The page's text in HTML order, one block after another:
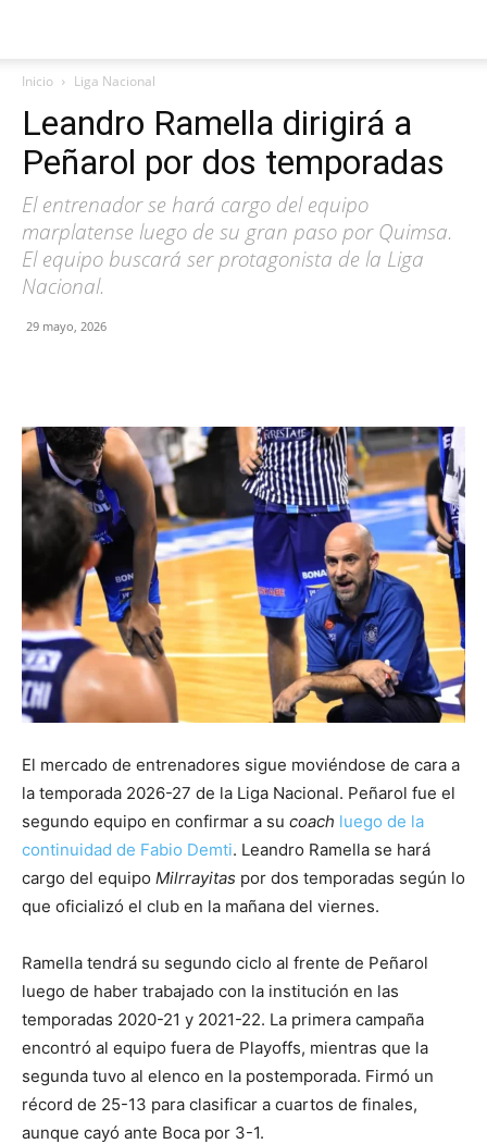
Inicio Liga Nacional
Leandro Ramella dirigirá a
Peñarol por dos temporadas
El entrenador se hará cargo del equipo
marplatense luego de su gran paso por Quimsa.
El equipo buscará ser protagonista de la Liga
Nacional.
29 mayo, 2026
El mercado de entrenadores sigue moviéndose de cara a
la temporada 2026-27 de la Liga Nacional. Peñarol fue el
segundo equipo en confirmar a su coach luego de la
continuidad de Fabio Demti. Leandro Ramella se hará
cargo del equipo Milrrayitas por dos temporadas según lo
que oficializó el club en la mañana del viernes.
Ramella tendrá su segundo ciclo al frente de Peñarol
luego de haber trabajado con la institución en las
temporadas 2020-21 y 2021-22. La primera campaña
encontró al equipo fuera de Playoffs, mientras que la
segunda tuvo al elenco en la postemporada. Firmó un
récord de 25-13 para clasificar a cuartos de finales,
aunque cayó ante Boca por 3-1.